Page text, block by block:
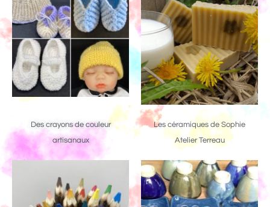
Des crayons de couleur
artisanaux
Les céramiques de Sophie
Atelier Terreau